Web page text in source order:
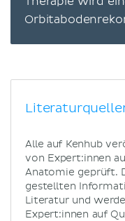
Alle auf Kenhub
von Expert:innen
Anatomie geprüft.
gestellten
Literatur und
Expert:innen auf